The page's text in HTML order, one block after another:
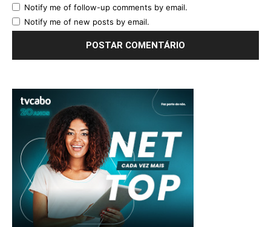
Notify me of follow-up comments by email.
Notify me of new posts by email.